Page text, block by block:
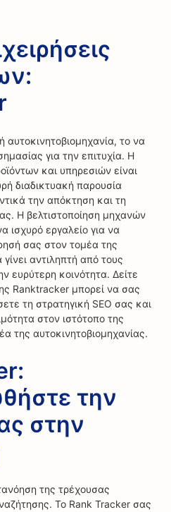
το να
για την επιτυχία. Η
και υπηρεσιών είναι
διαδικτυακή παρουσία
την απόκτηση και τη
Η βελτιστοποίηση μηχανών
ισχυρό εργαλείο για να
σας στον τομέα της
αντιληπτή από τους
ευρύτερη κοινότητα. Δείτε
Ranktracker μπορεί να σας
τη στρατηγική SEO σας και
στον ιστότοπο της
της αυτοκινητοβιομηχανίας.
την
στην
της τρέχουσας
Το Rank Tracker σας